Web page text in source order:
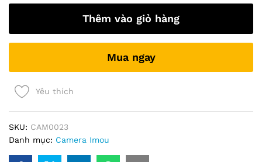
Z
S7DP-
5M0WEZ
Zoom
12X
quantity
Thêm vào giỏ hàng
Mua ngay
Yêu thích
SKU: CAM0023
Danh mục: Camera Imou